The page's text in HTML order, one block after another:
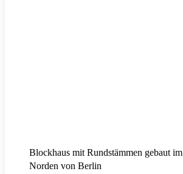
Blockhaus mit Rundstämmen gebaut im
Norden von Berlin